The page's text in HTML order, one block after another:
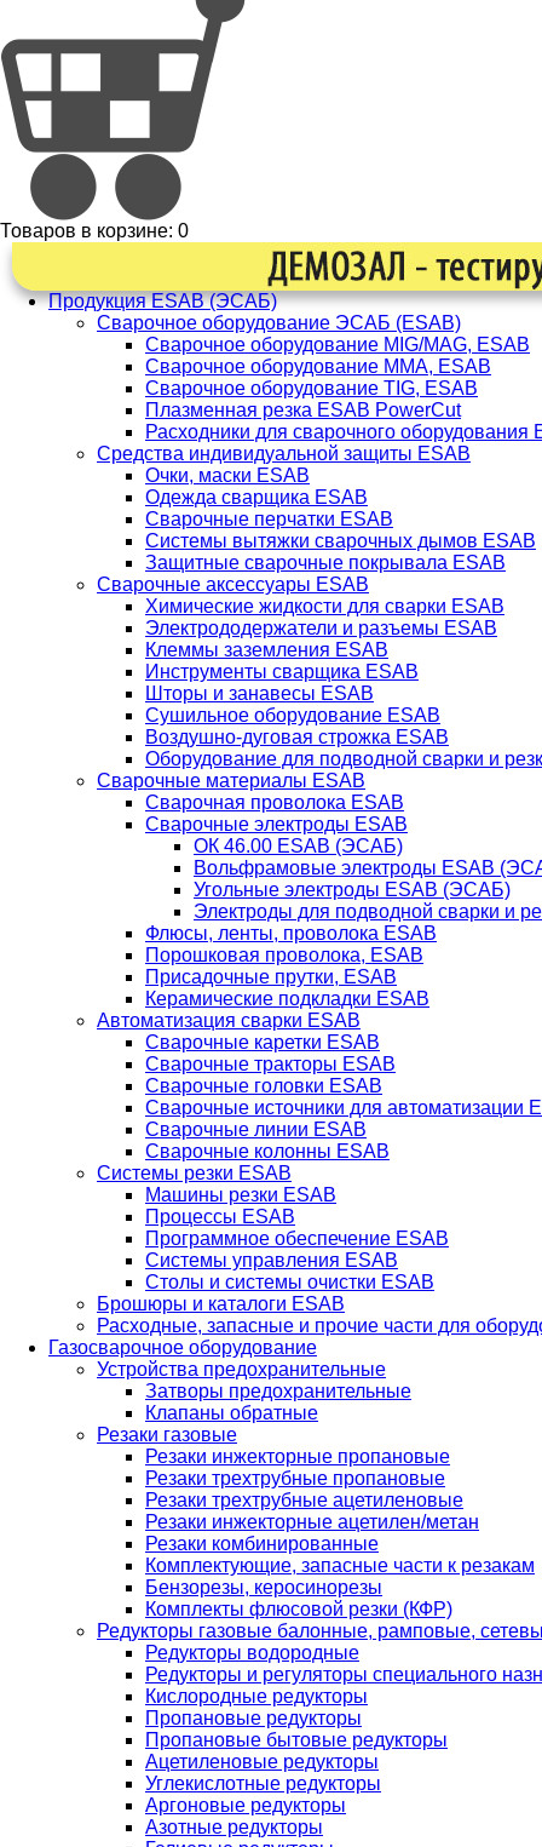
Товаров в корзине: 0
Продукция ESAB (ЭСАБ)
Сварочное оборудование ЭСАБ (ESAB)
Сварочное оборудование MIG/MAG, ESAB
Сварочное оборудование ММА, ESAB
Сварочное оборудование TIG, ESAB
Плазменная резка ESAB PowerCut
Расходники для сварочного оборудования
Средства индивидуальной защиты ESAB
Очки, маски ESAB
Одежда сварщика ESAB
Сварочные перчатки ESAB
Системы вытяжки сварочных дымов ESAB
Защитные сварочные покрывала ESAB
Сварочные аксессуары ESAB
Химические жидкости для сварки ESAB
Электрододержатели и разъемы ESAB
Клеммы заземления ESAB
Инструменты сварщика ESAB
Шторы и занавесы ESAB
Сушильное оборудование ESAB
Воздушно-дуговая строжка ESAB
Оборудование для подводной сварки и
Сварочные материалы ESAB
Сварочная проволока ESAB
Сварочные электроды ESAB
ОК 46.00 ESAB (ЭСАБ)
Вольфрамовые электроды ESAB
Угольные электроды ESAB (ЭСАБ)
Электроды для подводной сварки и
Флюсы, ленты, проволока ESAB
Порошковая проволока, ESAB
Присадочные прутки, ESAB
Керамические подкладки ESAB
Автоматизация сварки ESAB
Сварочные каретки ESAB
Сварочные тракторы ESAB
Сварочные головки ESAB
Сварочные источники для автоматизации
Сварочные линии ESAB
Сварочные колонны ESAB
Системы резки ESAB
Машины резки ESAB
Процессы ESAB
Программное обеспечение ESAB
Системы управления ESAB
Столы и системы очистки ESAB
Брошюры и каталоги ESAB
Расходные, запасные и прочие части для
Газосварочное оборудование
Устройства предохранительные
Затворы предохранительные
Клапаны обратные
Резаки газовые
Резаки инжекторные пропановые
Резаки трехтрубные пропановые
Резаки трехтрубные ацетиленовые
Резаки инжекторные ацетилен/метан
Резаки комбинированные
Комплектующие, запасные части к резакам
Бензорезы, керосинорезы
Комплекты флюсовой резки (КФР)
Редукторы газовые балонные, рамповые,
Редукторы водородные
Редукторы и регуляторы специального
Кислородные редукторы
Пропановые редукторы
Пропановые бытовые редукторы
Ацетиленовые редукторы
Углекислотные редукторы
Аргоновые редукторы
Азотные редукторы